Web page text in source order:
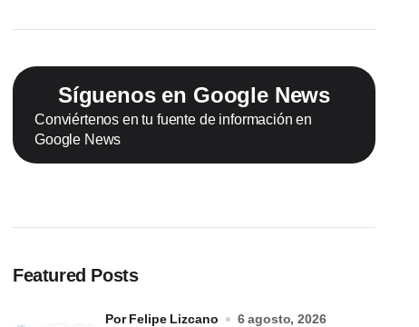
Síguenos en Google News
Conviértenos en tu fuente de información en
Google News
Featured Posts
por Felipe Lizcano 6 agosto, 2026